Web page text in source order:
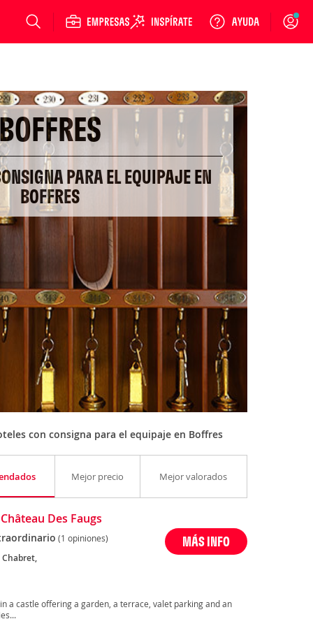
Login
BOFFRES
PARA EL EQUIPAJE EN
BOFFRES
con consigna para el equipaje en Boffres
Mejor precio Mejor valorados
Des Faugs
(1 opiniones)
Chabret,
MÁS INFO
a castle offering a garden, a terrace, valet parking and an